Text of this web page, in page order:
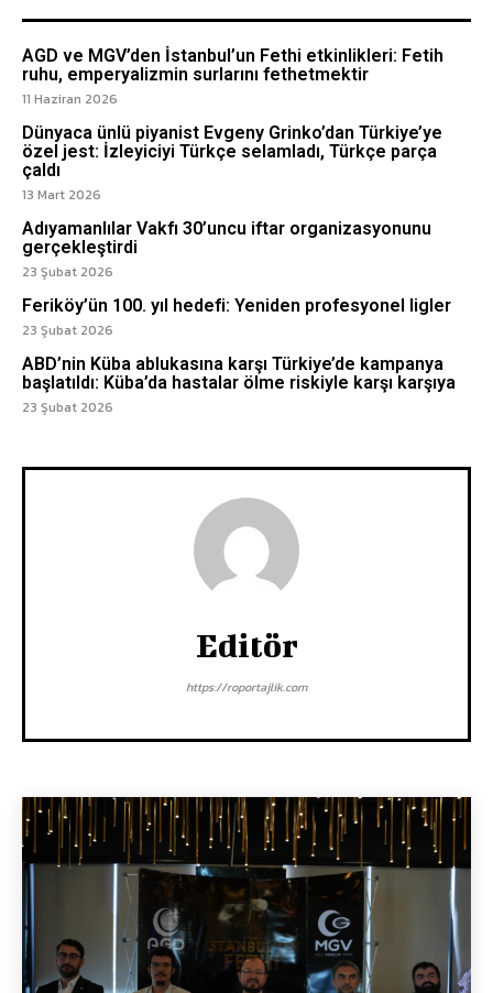
AGD ve MGV’den İstanbul’un Fethi etkinlikleri: Fetih
ruhu, emperyalizmin surlarını fethetmektir
11 Haziran 2026
Dünyaca ünlü piyanist Evgeny Grinko’dan Türkiye’ye
özel jest: İzleyiciyi Türkçe selamladı, Türkçe parça
çaldı
13 Mart 2026
Adıyamanlılar Vakfı 30’uncu iftar organizasyonunu
gerçekleştirdi
23 Şubat 2026
Feriköy’ün 100. yıl hedefi: Yeniden profesyonel ligler
23 Şubat 2026
ABD’nin Küba ablukasına karşı Türkiye’de kampanya
başlatıldı: Küba’da hastalar ölme riskiyle karşı karşıya
23 Şubat 2026
Editör
https://roportajlik.com